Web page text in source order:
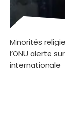
Minorités
l’ONU alerte
internationale